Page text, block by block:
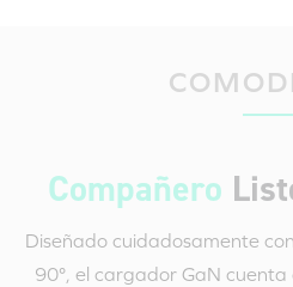
Compañero
Diseñado cuidadosamente
90°, el cargador GaN